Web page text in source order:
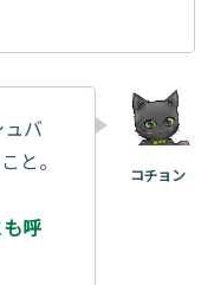
バ
と。
呼